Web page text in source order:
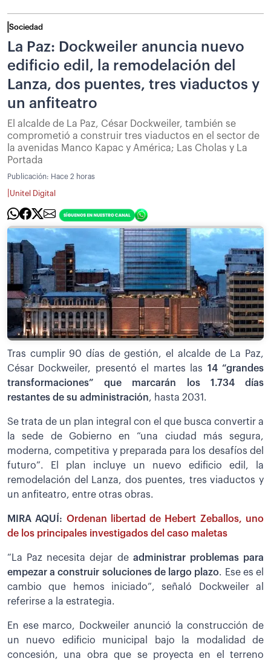
Sociedad
La Paz: Dockweiler anuncia nuevo
edificio edil, la remodelación del
Lanza, dos puentes, tres viaductos y
un anfiteatro
El alcalde de La Paz, César Dockweiler, también se
comprometió a construir tres viaductos en el sector de
la avenidas Manco Kapac y América; Las Cholas y La
Portada
Publicación: Hace 2 horas
Unitel Digital
Tras cumplir 90 días de gestión, el alcalde de La Paz,
César Dockweiler, presentó el martes las 14 “grandes
transformaciones” que marcarán los 1.734 días
restantes de su administración, hasta 2031.
Se trata de un plan integral con el que busca convertir a
la sede de Gobierno en “una ciudad más segura,
moderna, competitiva y preparada para los desafíos del
futuro”. El plan incluye un nuevo edificio edil, la
remodelación del Lanza, dos puentes, tres viaductos y
un anfiteatro, entre otras obras.
MIRA AQUÍ: Ordenan libertad de Hebert Zeballos, uno
de los principales investigados del caso maletas
“La Paz necesita dejar deadministrar problemas para
empezar a construir soluciones de largo plazo. Ese es el
cambio que hemos iniciado”, señaló Dockweiler al
referirse a la estrategia.
En ese marco, Dockweiler anunció la construcción de
un nuevo edificio municipal bajo la modalidad de
concesión, una obra que se proyecta en el terreno